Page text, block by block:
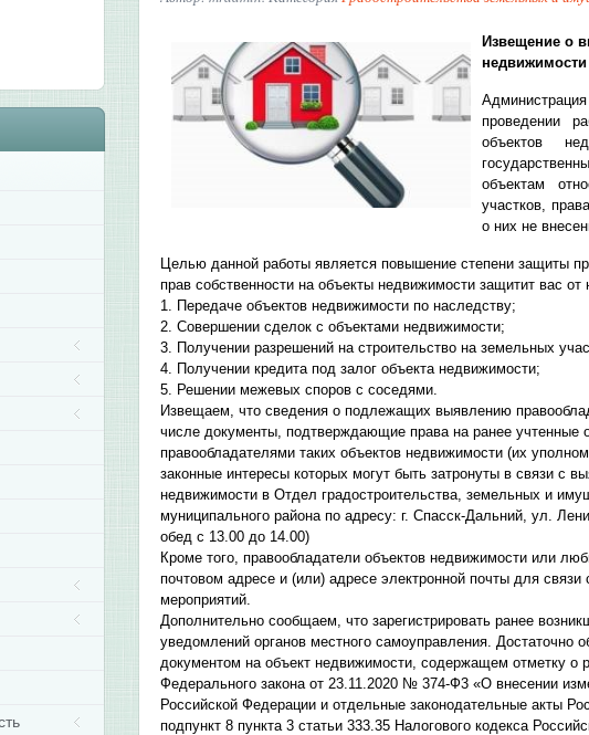
Извещение о
проведении
объектов
объектам
участков,
о них не
Целью данной работы является повышение степени защиты
прав собственности на объекты недвижимости защитит вас
1. Передаче объектов недвижимости по наследству;
2. Совершении сделок с объектами недвижимости;
3. Получении разрешений на строительство на земельных
4. Получении кредита под залог объекта недвижимости;
5. Решении межевых споров с соседями.
Извещаем, что сведения о подлежащих выявлению
числе документы, подтверждающие права на ранее учтенные
правообладателями таких объектов недвижимости (их
законные интересы которых могут быть затронуты в связи с
недвижимости в Отдел градостроительства, земельных и
муниципального района по адресу: г. Спасск-Дальний, ул.
обед с 13.00 до 14.00)
Кроме того, правообладатели объектов недвижимости или
почтовом адресе и (или) адресе электронной почты для
мероприятий.
Дополнительно сообщаем, что зарегистрировать ранее
уведомлений органов местного самоуправления.
документом на объект недвижимости, содержащем отметку о
Федерального закона от 23.11.2020 № 374-Ф3 «О внесении
Российской Федерации и отдельные законодательные акты
подпункт 8 пункта 3 статьи 333.35 Налогового кодекса